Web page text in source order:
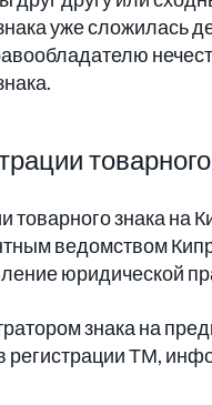
уже сложилась
товарного знака на
ведомством
юридической
знака на
регистрации ТМ,